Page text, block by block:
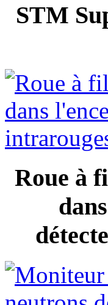
STM
Roue à